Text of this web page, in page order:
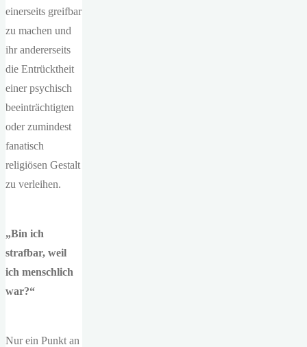
einerseits greifbar
zu machen und
ihr andererseits
die Entrücktheit
einer psychisch
beeinträchtigten
oder zumindest
fanatisch
religiösen Gestalt
zu verleihen.
„Bin ich
strafbar, weil
ich menschlich
war?“
Nur ein Punkt an